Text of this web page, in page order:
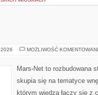
MOŻLIWOŚĆ
Mars-Net to rozbudowana
skupia się na tematyce
którym wiedza łączy się z